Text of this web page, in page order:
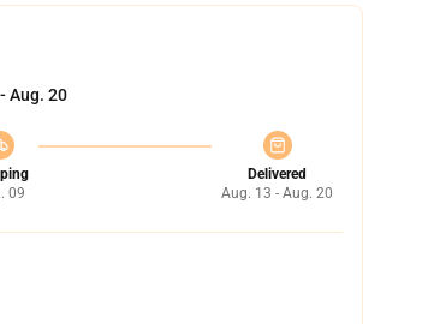
Aug. 20
09
Delivered
Aug. 13 - Aug. 20